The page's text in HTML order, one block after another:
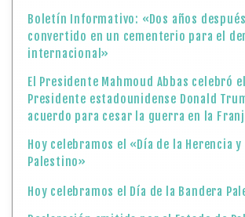
Boletín Informativo: «Dos años
convertido en un cementerio para el
internacional»
El Presidente Mahmoud Abbas celebró
Presidente estadounidense Donald
acuerdo para cesar la guerra en la
Hoy celebramos el «Día de la Herencia
Palestino»
Hoy celebramos el Día de la Bandera